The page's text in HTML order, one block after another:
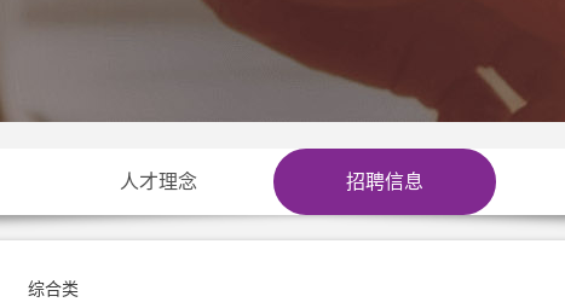
人才理念 招聘信息
综合类